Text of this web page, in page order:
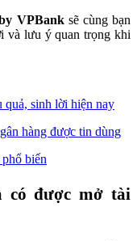
VPBank sẽ cùng bạn
và lưu ý quan trọng khi
quả, sinh lời hiện nay
hàng được tin dùng
biến
có được mở tài